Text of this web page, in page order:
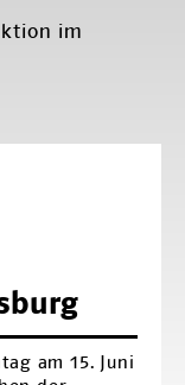
im
am 15. Juni